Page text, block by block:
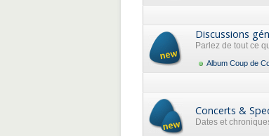
Discussions
Parlez de tout ce
Album Coup de
Concerts &
Dates et